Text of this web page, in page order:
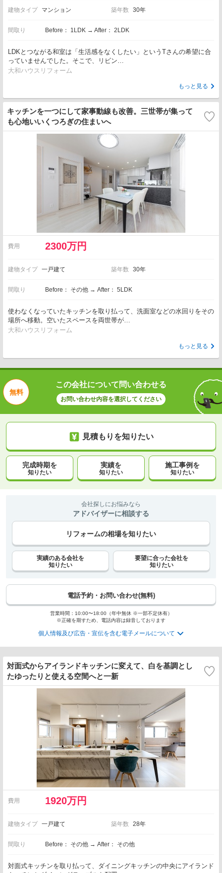
建物タイプ マンション 築年数 30年
間取り Before： 1LDK → After： 2LDK
LDKとつながる和室は「生活感をなくしたい」というTさんの希望に合
っていませんでした。そこで、リビン…
大和ハウスリフォーム
もっと見る
キッチンを一つにして家事動線も改善。三世帯が集って
も心地いいくつろぎの住まいへ
費用 2300万円
建物タイプ 一戸建て 築年数 30年
間取り Before： その他 → After： 5LDK
使わなくなっていたキッチンを取り払って、洗面室などの水回りをその
場所へ移動。空いたスペースを両世帯が…
大和ハウスリフォーム
もっと見る
無料
この会社について問い合わせる
お問い合わせ内容を選択してください
見積もりを知りたい
完成時期を
知りたい
実績を
知りたい
施工事例を
知りたい
会社探しにお悩みなら
アドバイザーに相談する
リフォームの相場を知りたい
実績のある会社を
知りたい
要望に合った会社を
知りたい
電話予約・お問い合わせ(無料)
営業時間：10:00〜18:00（年中無休 ※一部不定休有）
※正確を期すため、電話内容は録音しております
個人情報及び広告・宣伝を含む電子メールについて
対面式からアイランドキッチンに変えて、白を基調とし
たゆったりと使える空間へと一新
費用 1920万円
建物タイプ 一戸建て 築年数 28年
間取り Before： その他 → After： その他
対面式キッチンを取り払って、ダイニングキッチンの中央にアイランド